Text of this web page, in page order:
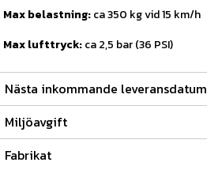
Max belastning:ca 350 kg vid 15 km/h
Max lufttryck:ca 2,5 bar (36 PSI)
Nästa inkommande leveransdatum
Miljöavgift
Fabrikat